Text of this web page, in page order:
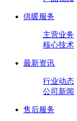
供暖服务
主营业务
核心技术
最新资讯
行业动态
公司新闻
售后服务